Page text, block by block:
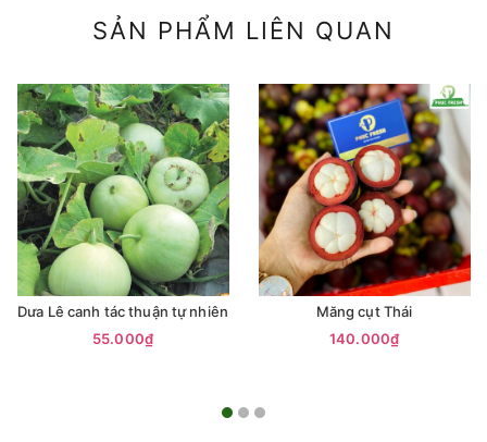
SẢN PHẨM LIÊN QUAN
Dưa Lê canh tác thuận tự nhiên
55.000₫
Măng cụt Thái
140.000₫